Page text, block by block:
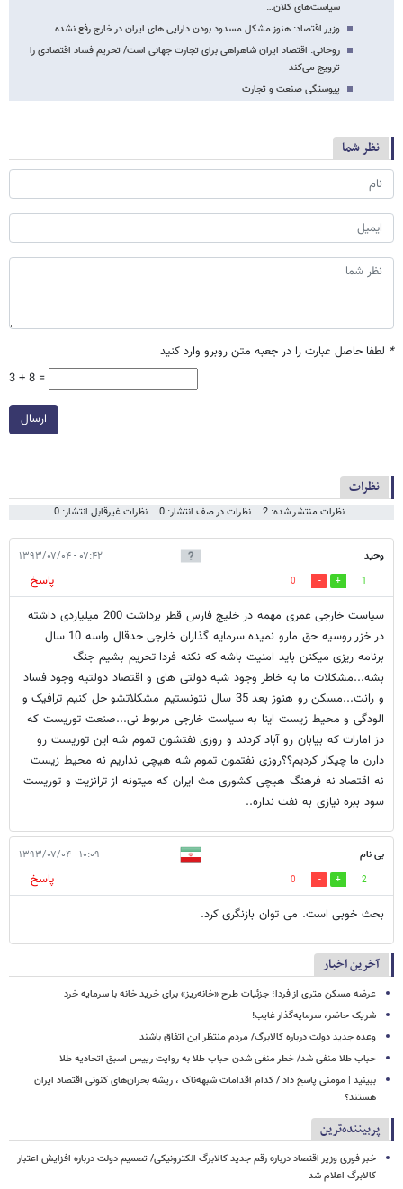
سیاست‌های کلان…
وزیر اقتصاد: هنوز مشکل مسدود بودن دارایی های ایران در خارج رفع نشده
روحانی: اقتصاد ایران شاهراهی برای تجارت جهانی است/ تحریم فساد اقتصادی را
ترویج می‌کند
پیوستگی صنعت و تجارت
نظر شما
* لطفا حاصل عبارت را در جعبه متن روبرو وارد کنید
3 + 8 =
ارسال
نظرات
نظرات منتشر شده: 2 نظرات در صف انتشار: 0 نظرات غیرقابل انتشار: 0
وحید ۰۷:۴۲ - ۱۳۹۳/۰۷/۰۴
1
0
پاسخ
سیاست خارجی عمری مهمه در خلیج فارس قطر برداشت 200 میلیاردی داشته
در خزر روسیه حق مارو نمیده سرمایه گذاران خارجی حدقال واسه 10 سال
برنامه ریزی میکنن باید امنیت باشه که نکنه فردا تحریم بشیم جنگ
بشه...مشکلات ما به خاطر وجود شبه دولتی های و اقتصاد دولتیه وجود فساد
و رانت...مسکن رو هنوز بعد 35 سال نتونستیم مشکلاتشو حل کنیم ترافیک و
الودگی و محیط زیست اینا به سیاست خارجی مربوط نی...صنعت توریست که
دز امارات که بیابان رو آباد کردند و روزی نفتشون تموم شه این توریست رو
دارن ما چیکار کردیم؟؟روزی نفتمون تموم شه هیچی نداریم نه محیط زیست
نه اقتصاد نه فرهنگ هیچی کشوری مث ایران که میتونه از ترانزیت و توریست
سود ببره نیازی به نفت نداره..
بی نام ۱۰:۰۹ - ۱۳۹۳/۰۷/۰۴
2
0
پاسخ
بحث خوبی است. می توان بازنگری کرد.
آخرین اخبار
عرضه مسکن متری از فردا؛ جزئیات طرح «خانه‌ریز» برای خرید خانه با سرمایه خرد
شریک حاضر، سرمایه‌گذار غایب!
وعده جدید دولت درباره کالابرگ/ مردم منتظر این اتفاق باشند
حباب طلا منفی شد/ خطر منفی شدن حباب طلا به روایت رییس اسبق اتحادیه طلا
ببینید | مومنی پاسخ داد / کدام اقدامات شبهه‌ناک ، ریشه بحران‌های کنونی اقتصاد ایران
هستند؟
پربیننده‌ترین
خبر فوری وزیر اقتصاد درباره رقم جدید کالابرگ الکترونیکی/ تصمیم دولت درباره افزایش اعتبار
کالابرگ اعلام شد